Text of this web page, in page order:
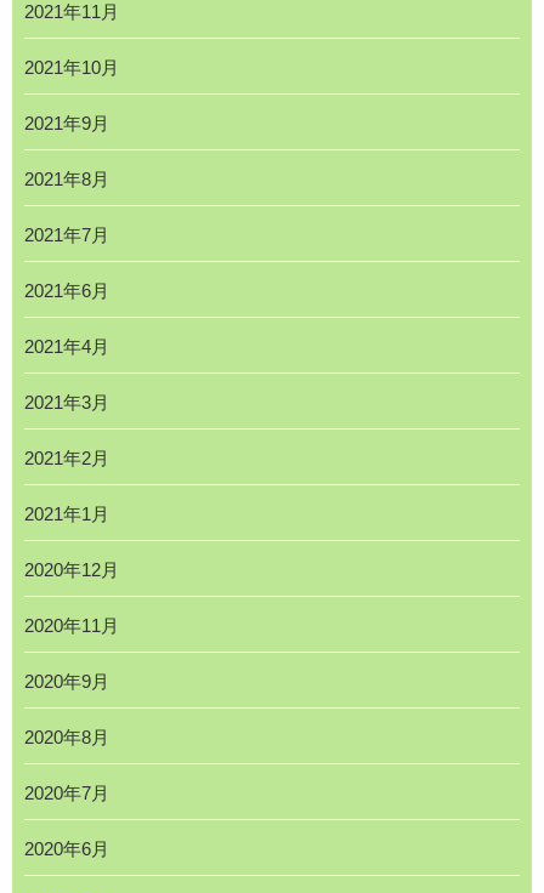
2021年11月
2021年10月
2021年9月
2021年8月
2021年7月
2021年6月
2021年4月
2021年3月
2021年2月
2021年1月
2020年12月
2020年11月
2020年9月
2020年8月
2020年7月
2020年6月